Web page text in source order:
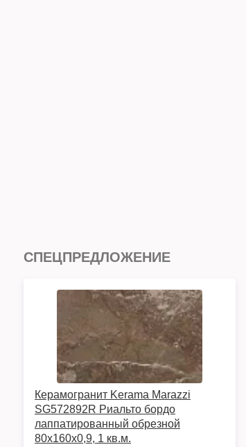
СПЕЦПРЕДЛОЖЕНИЕ
Керамогранит Kerama Marazzi
SG572892R Риальто бордо
лаппатированный обрезной
80x160x0,9, 1 кв.м.